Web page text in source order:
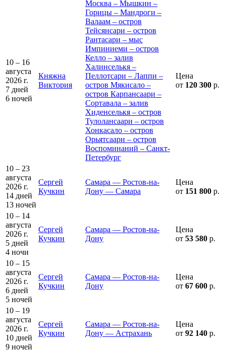
10 – 16
августа
2026 г.
7 дней
6 ночей
Княжна
Виктория
Москва – Мышкин –
Горицы – Мандроги –
Валаам – остров
Тейсянсари – остров
Рантасари – мыс
Импиниеми – остров
Келло – залив
Халинселькя –
Пеллотсари – Лаппи –
остров Мякисало –
остров Карпансаари –
Сортавала – залив
Хиденселькя – остров
Тулолансаари – остров
Хонкасало – остров
Орьятсаари – остров
Воспоминаний – Санкт-
Петербург
Цена
от 120 300 р.
10 – 23
августа
2026 г.
14 дней
13 ночей
Сергей
Кучкин
Самара — Ростов-на-
Дону — Самара
Цена
от 151 800 р.
10 – 14
августа
2026 г.
5 дней
4 ночи
Сергей
Кучкин
Самара — Ростов-на-
Дону
Цена
от 53 580 р.
10 – 15
августа
2026 г.
6 дней
5 ночей
Сергей
Кучкин
Самара — Ростов-на-
Дону
Цена
от 67 600 р.
10 – 19
августа
2026 г.
10 дней
9 ночей
Сергей
Кучкин
Самара — Ростов-на-
Дону — Астрахань
Цена
от 92 140 р.